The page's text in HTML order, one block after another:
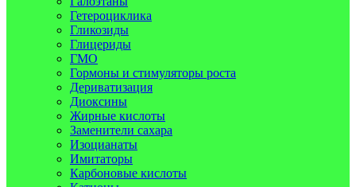
Гетероциклика
Гликозиды
Глицериды
ГМО
Гормоны и стимуляторы роста
Дериватизация
Диоксины
Жирные кислоты
Заменители сахара
Изоцианаты
Имитаторы
Карбоновые кислоты